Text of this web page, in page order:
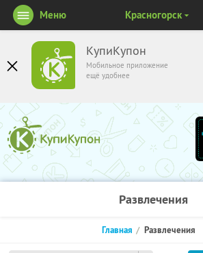
КупиКупон
Мобильное приложение
ещё удобнее
Меню Красногорск
Развлечения
Главная Развлечения